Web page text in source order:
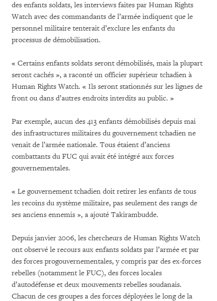
des enfants soldats, les interviews faites par Human Rights
Watch avec des commandants de l’armée indiquent que le
personnel militaire tenterait d’exclure les enfants du
processus de démobilisation.
« Certains enfants soldats seront démobilisés, mais la plupart
seront cachés », a raconté un officier supérieur tchadien à
Human Rights Watch. « Ils seront stationnés sur les lignes de
front ou dans d’autres endroits interdits au public. »
Par exemple, aucun des 413 enfants démobilisés depuis mai
des infrastructures militaires du gouvernement tchadien ne
venait de l’armée nationale. Tous étaient d’anciens
combattants du FUC qui avait été intégré aux forces
gouvernementales.
« Le gouvernement tchadien doit retirer les enfants de tous
les recoins du système militaire, pas seulement des rangs de
ses anciens ennemis », a ajouté Takirambudde.
Depuis janvier 2006, les chercheurs de Human Rights Watch
ont observé le recours aux enfants soldats par l’armée et par
des forces progouvernementales, y compris par des ex-forces
rebelles (notamment le FUC), des forces locales
d’autodéfense et deux mouvements rebelles soudanais.
Chacun de ces groupes a des forces déployées le long de la